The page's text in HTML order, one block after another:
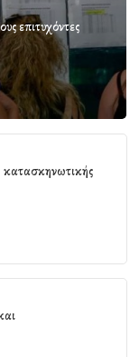
επιτυχόντες
κατασκηνωτικής